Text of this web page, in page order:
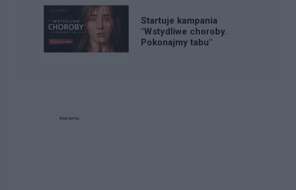
Startuje kampania
"Wstydliwe choroby.
Pokonajmy tabu"
Reklama: